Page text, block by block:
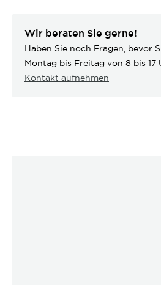
Wir beraten Sie gerne!
Haben Sie noch Fragen, bevor
Montag bis Freitag von 8 bis 17
Kontakt aufnehmen